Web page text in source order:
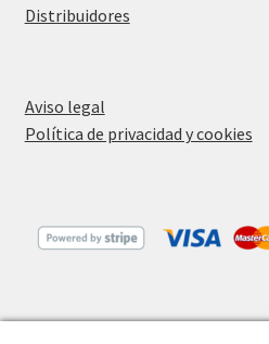
Distribuidores
Aviso legal
Política de privacidad y cookies